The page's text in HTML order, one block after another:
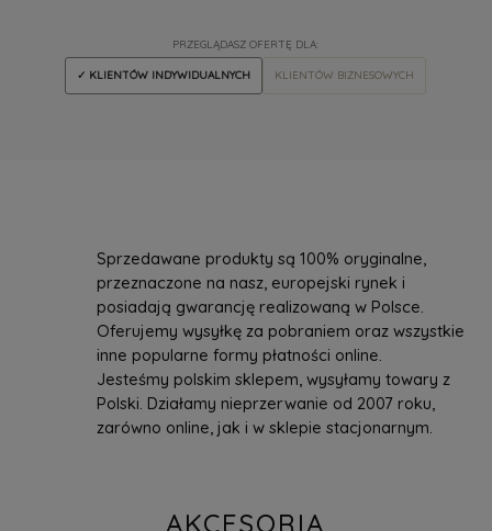
PRZEGLĄDASZ OFERTĘ DLA:
✓ KLIENTÓW INDYWIDUALNYCH KLIENTÓW BIZNESOWYCH
Sprzedawane produkty są 100% oryginalne,
przeznaczone na nasz, europejski rynek i
posiadają gwarancję realizowaną w Polsce.
Oferujemy wysyłkę za pobraniem oraz wszystkie
inne popularne formy płatności online.
Jesteśmy polskim sklepem, wysyłamy towary z
Polski. Działamy nieprzerwanie od 2007 roku,
zarówno online, jak i w sklepie stacjonarnym.
AKCESORIA